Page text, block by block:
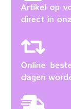
Artikel op
direct in
Online
dagen